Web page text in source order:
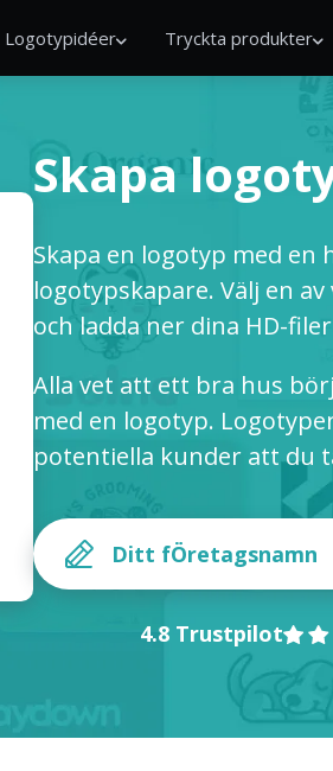
Logotypidéer Tryckta produkter
Skapa
Skapa en logotyp med
logotypskapare. Välj en
och ladda ner dina HD-
Alla vet att ett bra hus
med en logotyp.
potentiella kunder att du
4.8 Trustpilot